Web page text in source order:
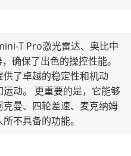
T Pro激光雷达、奥比中
确保了出色的操控性能。
了卓越的稳定性和机动
动。 更重要的是，它能够
曼、四轮差速、麦克纳姆
不具备的功能。